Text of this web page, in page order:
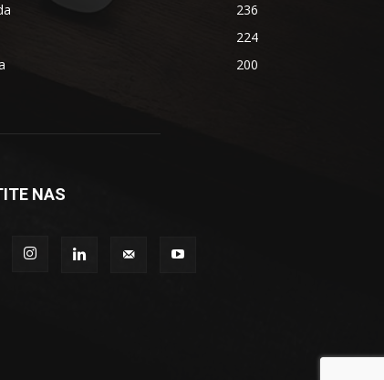
236
224
200
NAS